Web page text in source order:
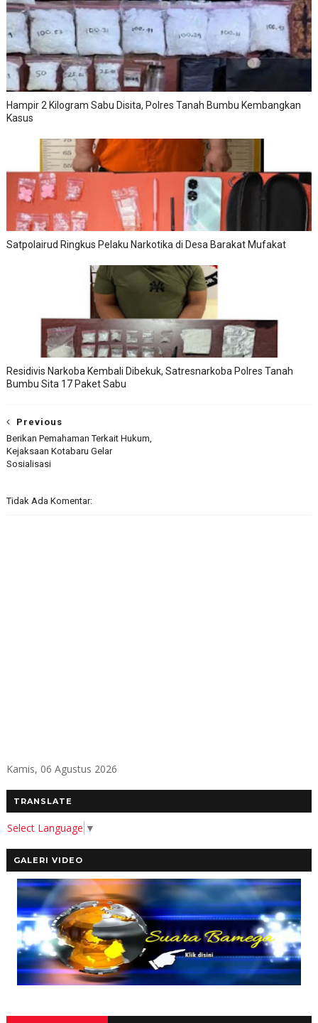
Hampir 2 Kilogram Sabu Disita, Polres Tanah Bumbu Kembangkan
Kasus
Satpolairud Ringkus Pelaku Narkotika di Desa Barakat Mufakat
Residivis Narkoba Kembali Dibekuk, Satresnarkoba Polres Tanah
Bumbu Sita 17 Paket Sabu
Previous
Berikan Pemahaman Terkait Hukum,
Kejaksaan Kotabaru Gelar
Sosialisasi
Tidak Ada Komentar:
Kamis, 06 Agustus 2026
TRANSLATE
Select Language ▼
GALERI VIDEO